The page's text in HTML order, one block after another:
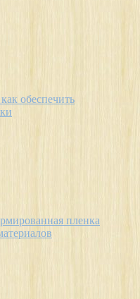
обеспечить
пленка